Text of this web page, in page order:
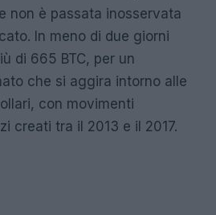
non è passata inosservata
In meno di due giorni
di 665 BTC, per un
che si aggira intorno alle
con movimenti
creati tra il 2013 e il 2017.